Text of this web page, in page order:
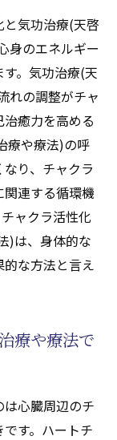
気功治療(天啓
身のエネルギー
。気功治療(天
れの調整がチャ
癒力を高める
療や療法)の呼
り、チャクラ
連する循環機
ャクラ活性化
)は、身体的な
な方法と言え
療や療法で
心臓周辺のチ
す。ハートチ